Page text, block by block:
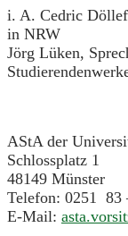
i. A. Cedric
in NRW
Jörg Lüken,
AStA der
Schlossplatz 1
48149 Münster
Telefon: 0251 83
E-Mail: